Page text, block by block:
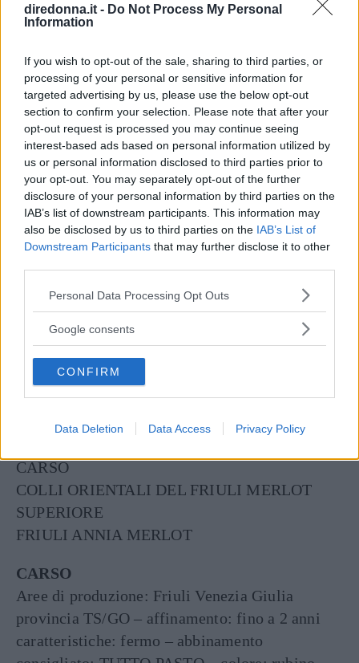
diredonna.it - Do Not Process My Personal
Information
If you wish to opt-out of the sale, sharing to third parties, or
processing of your personal or sensitive information for
targeted advertising by us, please use the below opt-out
section to confirm your selection. Please note that after your
opt-out request is processed you may continue seeing
interest-based ads based on personal information utilized by
us or personal information disclosed to third parties prior to
your opt-out. You may separately opt-out of the further
disclosure of your personal information by third parties on the
IAB’s list of downstream participants. This information may
also be disclosed by us to third parties on the IAB’s List of
Downstream Participants that may further disclose it to other
Please note that this website/app uses one or more Google
not limited to your visit or usage behaviour. You may click to
use your data for below specified purposes in below Google
consent section.
Personal Data Processing Opt Outs
Google consents
CONFIRM
Data Deletion Data Access Privacy Policy
barbabietole, peperoni, cavolo verza affettato
aver messo un filo d’olio e un pizzico di
zucchero su ogni cipolletta e infine topinamburs
affettati con il tagliatartufi).
Continua a leggere dopo la pubblicità
DOSI PER 4 PERSONE
INGREDIENTI
½ kg. di acciughe
1 bicchiere di olio
100 g. di burro
8 spicchi d’aglio
1 bicchiere di latte
¼ di panna da cucina
CARSO
COLLI ORIENTALI DEL FRIULI MERLOT
SUPERIORE
FRIULI ANNIA MERLOT
CARSO
Aree di produzione: Friuli Venezia Giulia
provincia TS/GO – affinamento: fino a 2 anni
caratteristiche: fermo – abbinamento